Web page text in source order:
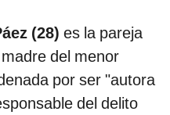
(28) es la pareja
del menor
por ser "autora
del delito